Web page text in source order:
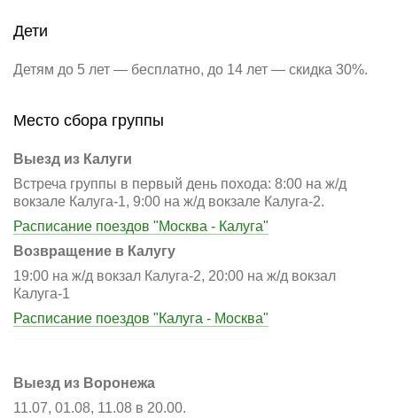
Дети
Детям до 5 лет — бесплатно, до 14 лет — скидка 30%.
Место сбора группы
Выезд из Калуги
Встреча группы в первый день похода: 8:00 на ж/д
вокзале Калуга-1, 9:00 на ж/д вокзале Калуга-2.
Расписание поездов "Москва - Калуга"
Возвращение в Калугу
19:00 на ж/д вокзал Калуга-2, 20:00 на ж/д вокзал
Калуга-1
Расписание поездов "Калуга - Москва"
Выезд из Воронежа
11.07, 01.08, 11.08 в 20.00.